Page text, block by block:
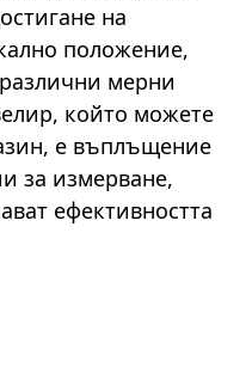
на
положение,
мерни
който можете
е въплъщение
за измерване,
ефективността